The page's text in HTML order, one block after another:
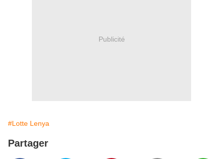
Publicité
#Lotte Lenya
Partager